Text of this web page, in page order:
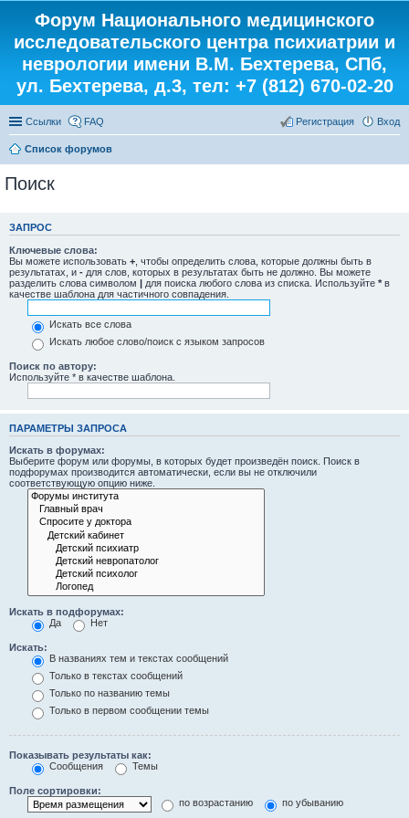
Форум Национального медицинского
исследовательского центра психиатрии и
неврологии имени В.М. Бехтерева, СПб,
ул. Бехтерева, д.3, тел: +7 (812) 670-02-20
Ссылки FAQ Вход
Регистрация
Список форумов
Поиск
ЗАПРОС
Ключевые слова:
Вы можете использовать + , чтобы определить слова, которые должны быть в
результатах, и - для слов, которых в результатах быть не должно. Вы можете
разделить слова символом | для поиска любого слова из списка. Используйте * в
качестве шаблона для частичного совпадения.
Искать все слова
Искать любое слово/поиск с языком запросов
Поиск по автору:
Используйте * в качестве шаблона.
ПАРАМЕТРЫ ЗАПРОСА
Искать в форумах:
Выберите форум или форумы, в которых будет произведён поиск. Поиск в
подфорумах производится автоматически, если вы не отключили
соответствующую опцию ниже.
Искать в подфорумах:
Да
Нет
Искать:
В названиях тем и текстах сообщений
Только в текстах сообщений
Только по названию темы
Только в первом сообщении темы
Показывать результаты как:
Сообщения
Темы
Поле сортировки:
по возрастанию
по убыванию